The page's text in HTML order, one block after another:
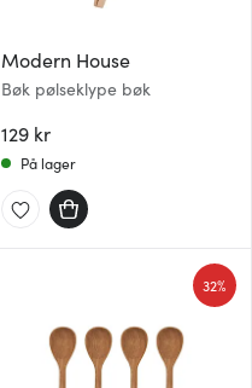
Modern House
Bøk pølseklype bøk
129 kr
På lager
32%